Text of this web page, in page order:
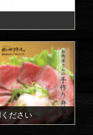
ださい